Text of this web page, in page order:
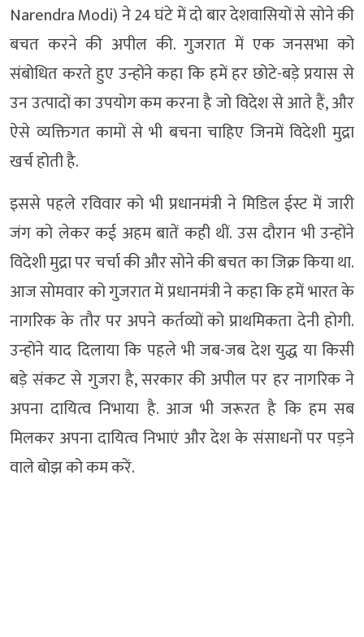
Narendra Modi) ने 24 घंटे में दो बार देशवासियों से सोने की
बचत करने की अपील की. गुजरात में एक जनसभा को
संबोधित करते हुए उन्होंने कहा कि हमें हर छोटे-बड़े प्रयास से
उन उत्पादों का उपयोग कम करना है जो विदेश से आते हैं, और
ऐसे व्यक्तिगत कामों से भी बचना चाहिए जिनमें विदेशी मुद्रा
खर्च होती है.
इससे पहले रविवार को भी प्रधानमंत्री ने मिडिल ईस्ट में जारी
जंग को लेकर कई अहम बातें कही थीं. उस दौरान भी उन्होंने
विदेशी मुद्रा पर चर्चा की और सोने की बचत का जिक्र किया था.
आज सोमवार को गुजरात में प्रधानमंत्री ने कहा कि हमें भारत के
नागरिक के तौर पर अपने कर्तव्यों को प्राथमिकता देनी होगी.
उन्होंने याद दिलाया कि पहले भी जब-जब देश युद्ध या किसी
बड़े संकट से गुजरा है, सरकार की अपील पर हर नागरिक ने
अपना दायित्व निभाया है. आज भी जरूरत है कि हम सब
मिलकर अपना दायित्व निभाएं और देश के संसाधनों पर पड़ने
वाले बोझ को कम करें.